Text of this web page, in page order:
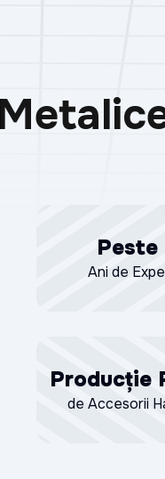
Peste
Ani de
Producție
de Accesorii